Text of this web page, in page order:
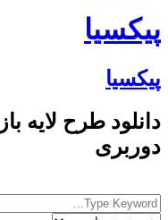
پیکسیا
پیکسیا
دانلود طرح لایه
دوربری